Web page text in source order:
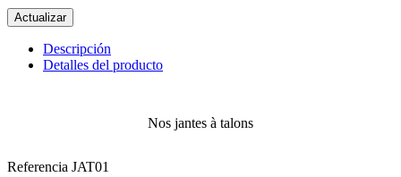
Descripción
Detalles del producto
Nos jantes à talons
Referencia JAT01